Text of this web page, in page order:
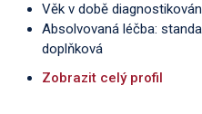
Věk v době
Absolvovaná léčba:
doplňková
Zobrazit celý profil